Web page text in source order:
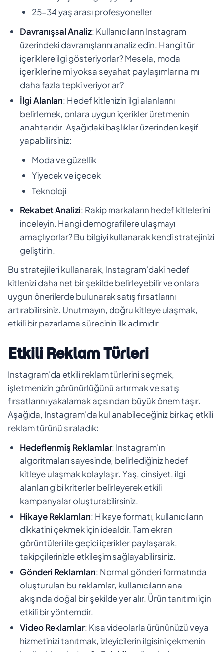
25-34 yaş arası profesyoneller
Davranışsal Analiz: Kullanıcıların Instagram
üzerindeki davranışlarını analiz edin. Hangi tür
içeriklere ilgi gösteriyorlar? Mesela, moda
içeriklerine mi yoksa seyahat paylaşımlarına mı
daha fazla tepki veriyorlar?
İlgi Alanları: Hedef kitlenizin ilgi alanlarını
belirlemek, onlara uygun içerikler üretmenin
anahtarıdır. Aşağıdaki başlıklar üzerinden keşif
yapabilirsiniz:
Moda ve güzellik
Yiyecek ve içecek
Teknoloji
Rekabet Analizi: Rakip markaların hedef kitlelerini
inceleyin. Hangi demografilere ulaşmayı
amaçlıyorlar? Bu bilgiyi kullanarak kendi stratejinizi
geliştirin.
Bu stratejileri kullanarak, Instagram'daki hedef
kitlenizi daha net bir şekilde belirleyebilir ve onlara
uygun önerilerde bulunarak satış fırsatlarını
artırabilirsiniz. Unutmayın, doğru kitleye ulaşmak,
etkili bir pazarlama sürecinin ilk adımıdır.
Etkili Reklam Türleri
Instagram'da etkili reklam türlerini seçmek,
işletmenizin görünürlüğünü artırmak ve satış
fırsatlarını yakalamak açısından büyük önem taşır.
Aşağıda, Instagram'da kullanabileceğiniz birkaç etkili
reklam türünü sıraladık:
Hedeflenmiş Reklamlar: Instagram'ın
algoritmaları sayesinde, belirlediğiniz hedef
kitleye ulaşmak kolaylaşır. Yaş, cinsiyet, ilgi
alanları gibi kriterler belirleyerek etkili
kampanyalar oluşturabilirsiniz.
Hikaye Reklamları: Hikaye formatı, kullanıcıların
dikkatini çekmek için idealdir. Tam ekran
görüntüleri ile geçici içerikler paylaşarak,
takipçilerinizle etkileşim sağlayabilirsiniz.
Gönderi Reklamları: Normal gönderi formatında
oluşturulan bu reklamlar, kullanıcıların ana
akışında doğal bir şekilde yer alır. Ürün tanıtımı için
etkili bir yöntemdir.
Video Reklamlar: Kısa videolarla ürününüzü veya
hizmetinizi tanıtmak, izleyicilerin ilgisini çekmenin